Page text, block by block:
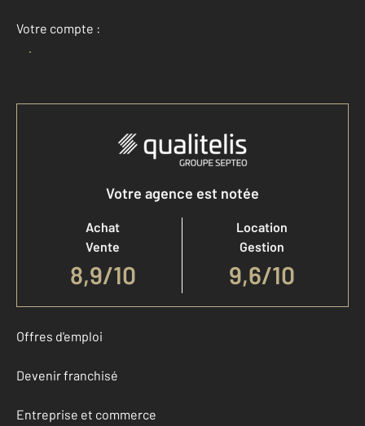
Votre compte :
Votre agence est notée
Achat
Vente
8,9/10
Location
Gestion
9,6/10
Offres d'emploi
Devenir franchisé
Entreprise et commerce